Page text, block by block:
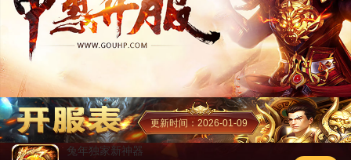
更新时间：2026-01-09
兔年独家新神器